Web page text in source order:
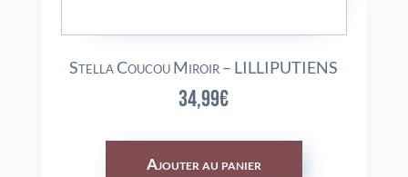
Stella Coucou Miroir – LILLIPUTIENS
34,99€
Ajouter au panier